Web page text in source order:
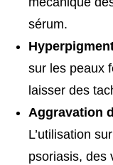
sérum.
sur les peaux
laisser des
Aggravation
L’utilisation
psoriasis, des